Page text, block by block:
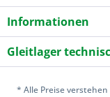
Informationen
Gleitlager
* Alle Preise